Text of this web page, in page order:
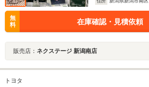
無
料
在庫確認・見積依頼
販売店： ネクステージ 新潟南店
トヨタ